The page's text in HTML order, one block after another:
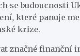
se budoucnosti
které panuje
krize.
značné finanční